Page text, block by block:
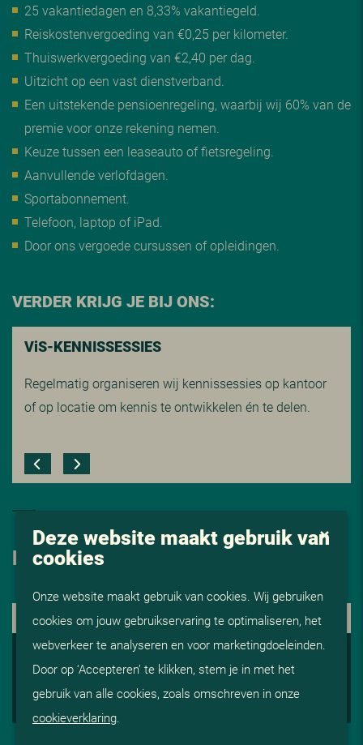
25 vakantiedagen en 8,33% vakantiegeld.
Reiskostenvergoeding van €0,25 per kilometer.
Thuiswerkvergoeding van €2,40 per dag.
Uitzicht op een vast dienstverband.
Een uitstekende pensioenregeling, waarbij wij 60% van de
premie voor onze rekening nemen.
Keuze tussen een leaseauto of fietsregeling.
Aanvullende verlofdagen.
Sportabonnement.
Telefoon, laptop of iPad.
Door ons vergoede cursussen of opleidingen.
VERDER KRIJG JE BIJ ONS:
ViS-KENNISSESSIES
Regelmatig organiseren wij kennissessies op kantoor
of op locatie om kennis te ontwikkelen én te delen.
HOE NU VERDER
1. KENNISMAKING
2. ADVISERING EN AFSTEMMING
3. OP GESPREK
Deze website maakt gebruik van
cookies
Onze website maakt gebruik van cookies. Wij gebruiken
cookies om jouw gebruikservaring te optimaliseren, het
webverkeer te analyseren en voor marketingdoeleinden.
Door op ‘Accepteren’ te klikken, stem je in met het
gebruik van alle cookies, zoals omschreven in onze
cookieverklaring